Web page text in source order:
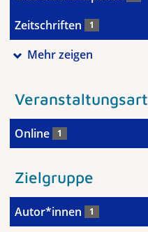
Zeitschriften 1
Mehr zeigen
Veranstaltungsart
Online 1
Zielgruppe
Autor*innen 1